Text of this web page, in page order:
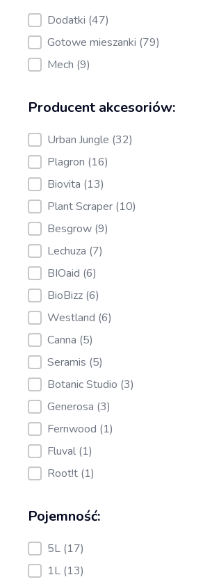
Kategoria produktów:
Dodatki (47)
Gotowe mieszanki (79)
Mech (9)
Producent akcesoriów:
Producent akcesoriów:
Urban Jungle (32)
Plagron (16)
Biovita (13)
Plant Scraper (10)
Besgrow (9)
Lechuza (7)
BIOaid (6)
BioBizz (6)
Westland (6)
Canna (5)
Seramis (5)
Botanic Studio (3)
Generosa (3)
Fernwood (1)
Fluval (1)
Root!t (1)
Pojemność:
Pojemność:
5L (17)
1L (13)